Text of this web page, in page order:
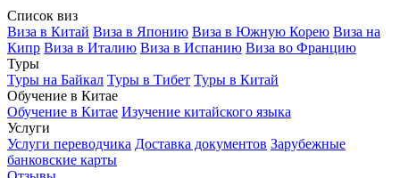
Список виз
Виза в Китай Виза в Японию Виза в Южную Корею Виза на
Кипр Виза в Италию Виза в Испанию Виза во Францию
Туры
Туры на Байкал Туры в Тибет Туры в Китай
Обучение в Китае
Обучение в Китае Изучение китайского языка
Услуги
Услуги переводчика Доставка документов Зарубежные
банковские карты